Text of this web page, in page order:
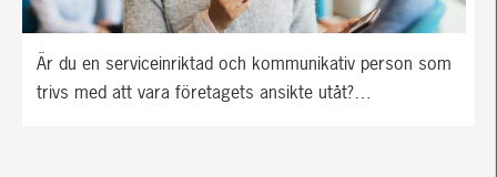
Är du en serviceinriktad och kommunikativ person som
trivs med att vara företagets ansikte utåt?…